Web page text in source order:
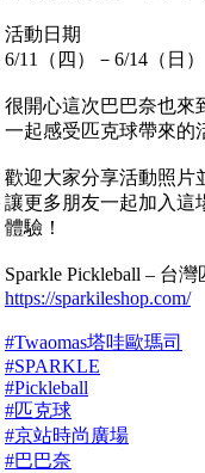
活動日期
6/11（四）－6/14（日）
很開心這次巴巴奈也來
一起感受匹克球帶來的
歡迎大家分享活動照片
讓更多朋友一起加入這
體驗！
Sparkle Pickleball – 台
https://sparkileshop.com/
#Twaomas塔哇歐瑪司
#SPARKLE
#Pickleball
#匹克球
#京站時尚廣場
#巴巴奈